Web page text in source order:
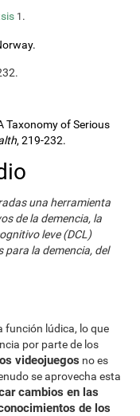
1 .
Taxonomy of Serious
, 219-232.
una herramienta
de la demencia, la
leve (DCL)
para la demencia, del
función lúdica, lo que
por parte de los
videojuegos no es
se aprovecha esta
cambios en las
de los